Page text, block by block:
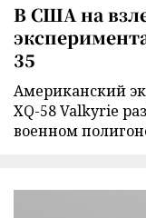
В США на
35
Американский
XQ-58 Valkyrie
военном